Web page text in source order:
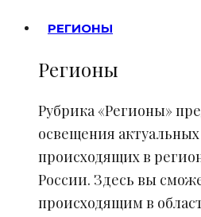
РЕГИОНЫ
Регионы
Рубрика «Регионы»
освещения
происходящих в
России. Здесь вы
происходящим в